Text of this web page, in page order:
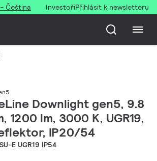
Čeština InvestořiPřihlásit k newsletteru
Downlight gen5, 9.8
1200 lm, 3000 K, UGR19,
IP20/54
E UGR19 IP54